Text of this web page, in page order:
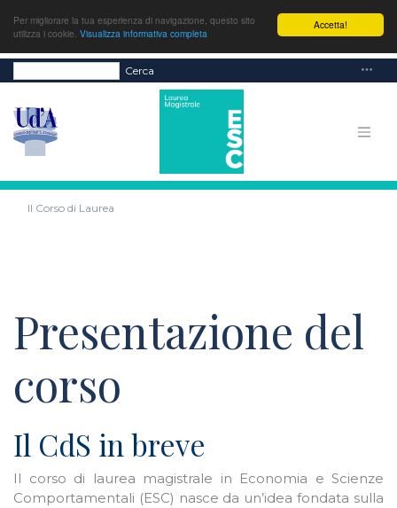
Accetta!
Per migliorare la tua esperienza di navigazione, questo sito
utilizza i cookie. Visualizza informativa completa
Cerca
Il Corso di Laurea
Presentazione del
corso
Il CdS in breve
Il corso di laurea magistrale in Economia e Scienze
Comportamentali (ESC) nasce da un’idea fondata sulla